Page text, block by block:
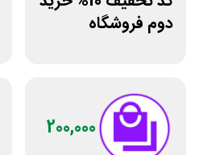
دوم فروشگاه
200,000